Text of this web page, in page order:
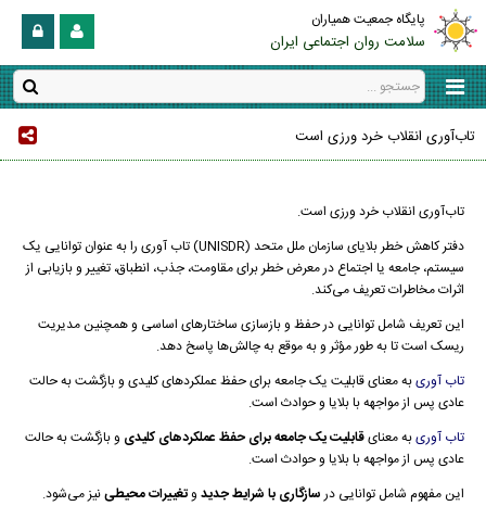
پایگاه جمعیت همیاران
سلامت روان اجتماعی ایران
تاب‌آوری انقلاب خرد ورزی است
تاب‌آوری انقلاب خرد ورزی است.
دفتر کاهش خطر بلایای سازمان ملل متحد (UNISDR) تاب آوری را به عنوان توانایی یک
سیستم، جامعه یا اجتماع در معرض خطر برای مقاومت، جذب، انطباق، تغییر و بازیابی از
اثرات مخاطرات تعریف می‌کند.
این تعریف شامل توانایی در حفظ و بازسازی ساختارهای اساسی و همچنین مدیریت
ریسک است تا به طور مؤثر و به موقع به چالش‌ها پاسخ دهد.
تاب آوریبه معنای قابلیت یک جامعه برای حفظ عملکردهای کلیدی و بازگشت به حالت
عادی پس از مواجهه با بلایا و حوادث است.
تاب آوریبه معنایقابلیت یک جامعه برای حفظ عملکردهای کلیدی و بازگشت به حالت
عادی پس از مواجهه با بلایا و حوادث است.
این مفهوم شامل توانایی درسازگاری با شرایط جدید وتغییرات محیطینیز می‌شود.